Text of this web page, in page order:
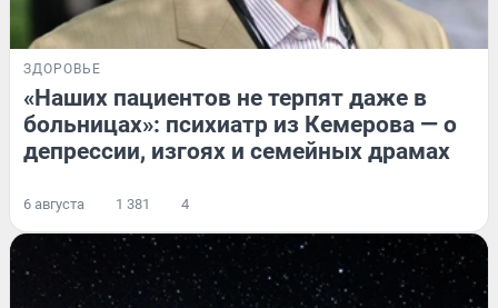
ЗДОРОВЬЕ
«Наших пациентов не терпят даже в
больницах»: психиатр из Кемерова — о
депрессии, изгоях и семейных драмах
6 августа 1 381 4